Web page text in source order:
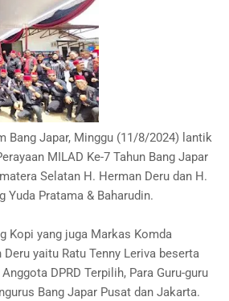
Bang Japar, Minggu (11/8/2024) lantik
MILAD Ke-7 Tahun Bang Japar
Selatan H. Herman Deru dan H.
Pratama & Baharudin.
Kopi yang juga Markas Komda
yaitu Ratu Tenny Leriva beserta
DPRD Terpilih, Para Guru-guru
Bang Japar Pusat dan Jakarta.